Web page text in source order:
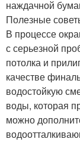
наждачной
Полезные
В процессе
с серьезной
потолка и
качестве
водостойкую
воды, которая
можно